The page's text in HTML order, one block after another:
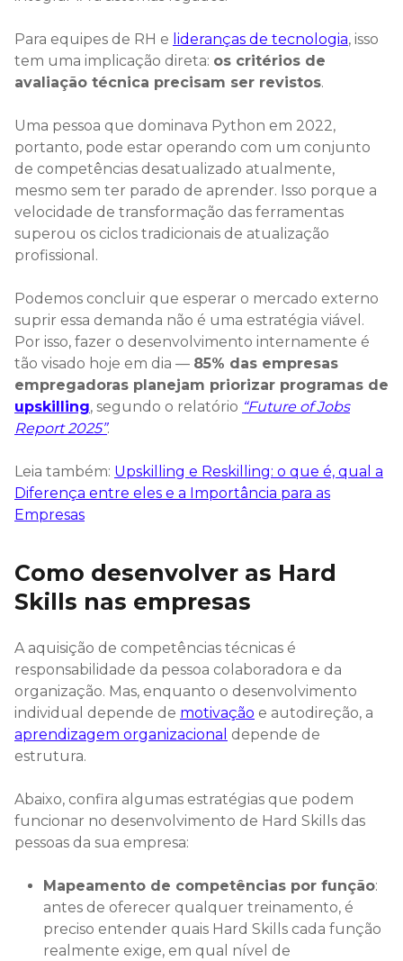
Para equipes de RH e lideranças de tecnologia, isso
tem uma implicação direta: os critérios de
avaliação técnica precisam ser revistos.
Uma pessoa que dominava Python em 2022,
portanto, pode estar operando com um conjunto
de competências desatualizado atualmente,
mesmo sem ter parado de aprender. Isso porque a
velocidade de transformação das ferramentas
superou os ciclos tradicionais de atualização
profissional.
Podemos concluir que esperar o mercado externo
suprir essa demanda não é uma estratégia viável.
Por isso, fazer o desenvolvimento internamente é
tão visado hoje em dia — 85% das empresas
empregadoras planejam priorizar programas de
upskilling, segundo o relatório “Future of Jobs
Report 2025”.
Leia também: Upskilling e Reskilling: o que é, qual a
Diferença entre eles e a Importância para as
Empresas
Como desenvolver as Hard
Skills nas empresas
A aquisição de competências técnicas é
responsabilidade da pessoa colaboradora e da
organização. Mas, enquanto o desenvolvimento
individual depende de motivação e autodireção, a
aprendizagem organizacional depende de
estrutura.
Abaixo, confira algumas estratégias que podem
funcionar no desenvolvimento de Hard Skills das
pessoas da sua empresa:
Mapeamento de competências por função:
antes de oferecer qualquer treinamento, é
preciso entender quais Hard Skills cada função
realmente exige, em qual nível de